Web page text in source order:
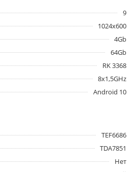
9
1024x600
4Gb
64Gb
RK 3368
8x1,5GHz
Android 10
TEF6686
TDA7851
Нет